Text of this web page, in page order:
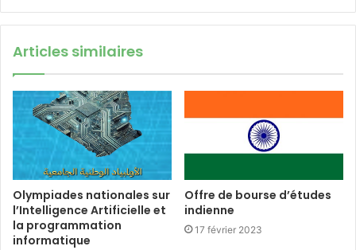
Articles similaires
Olympiades nationales sur
l’Intelligence Artificielle et
la programmation
informatique
Offre de bourse d’études
indienne
17 février 2023